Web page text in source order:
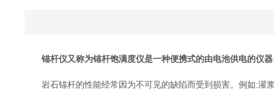
锚杆仪又称为锚杆饱满度仪是一种便携式的由电池供电的仪
岩石锚杆的性能经常因为不可见的缺陷而受到损害。例如:灌